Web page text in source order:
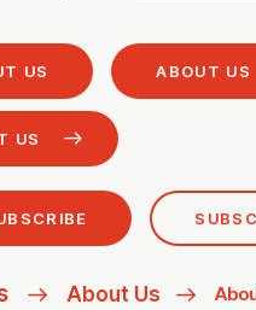
US ABOUT US
US
About Us